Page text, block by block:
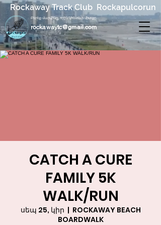
rockawaytc@gmail.com
Բերեք մարմինը, որին կհետևի միտքը
Rockaway Track Club Rockapulcorun
CATCH A CURE
FAMILY 5K
WALK/RUN
սեպ 25, կիր
  |
ROCKAWAY BEACH
BOARDWALK